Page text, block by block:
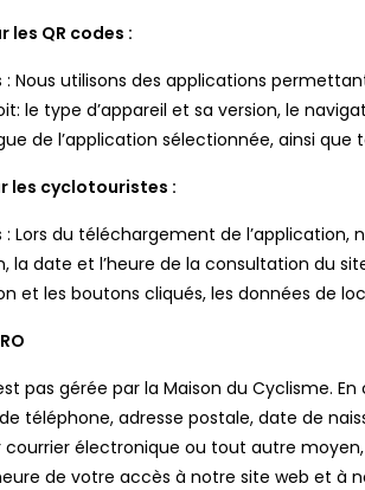
QR codes :
Nous utilisons des applications
le type d’appareil et sa version, le
de l’application sélectionnée, ainsi
les cyclotouristes :
Lors du téléchargement de l’application,
la date et l’heure de la consultation du
et les boutons cliqués, les données de
pas gérée par la Maison du Cyclisme.
téléphone, adresse postale, date de
électronique ou tout autre
de votre accès à notre site web et à